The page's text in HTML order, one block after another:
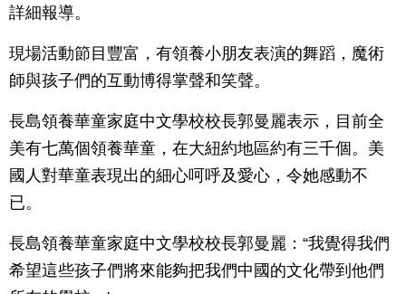
詳細報導。
現場活動節目豐富，有領養小朋友表演的舞蹈，魔術
師與孩子們的互動博得掌聲和笑聲。
長島領養華童家庭中文學校校長郭曼麗表示，目前全
美有七萬個領養華童，在大紐約地區約有三千個。美
國人對華童表現出的細心呵呼及愛心，令她感動不
已。
長島領養華童家庭中文學校校長郭曼麗：“我覺得我們
希望這些孩子們將來能夠把我們中國的文化帶到他們